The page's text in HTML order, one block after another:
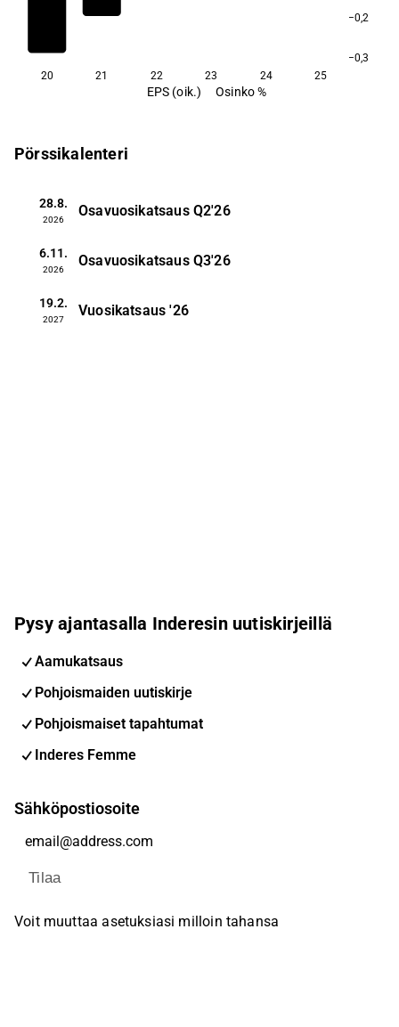
−0,2
−0,3
20
21 22 23 24 25
EPS (oik.) Osinko %
Pörssikalenteri
28.8.
2026
Osavuosikatsaus Q2'26
6.11.
2026
Osavuosikatsaus Q3'26
19.2.
2027
Vuosikatsaus '26
Pysy ajantasalla Inderesin uutiskirjeillä
Aamukatsaus
Pohjoismaiden uutiskirje
Pohjoismaiset tapahtumat
Inderes Femme
Sähköpostiosoite
Tilaa
Voit muuttaa asetuksiasi milloin tahansa